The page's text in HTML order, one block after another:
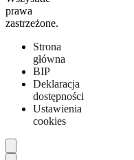
prawa
zastrzeżone.
Strona
główna
BIP
Deklaracja
dostępności
Ustawienia
cookies